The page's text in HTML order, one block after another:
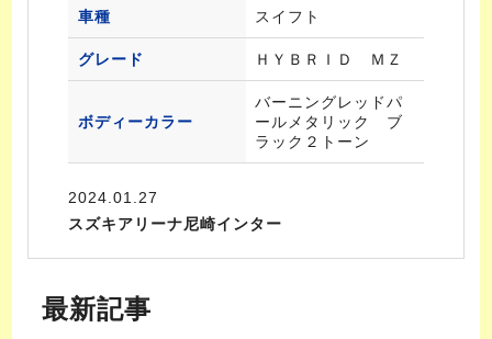
車種 スイフト
グレード ＨＹＢＲＩＤ ＭＺ
ボディーカラー
バーニングレッドパ
ールメタリック ブ
ラック２トーン
2024.01.27
スズキアリーナ尼崎インター
最新記事